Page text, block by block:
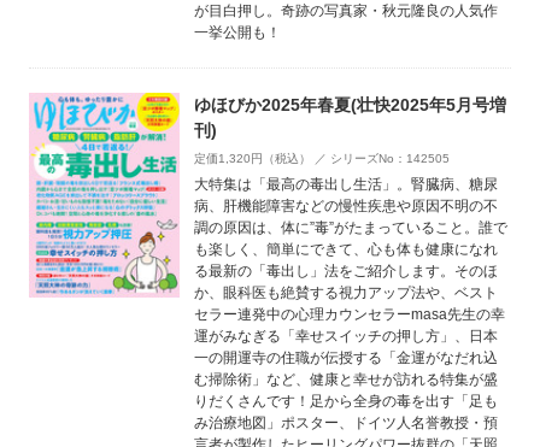
が目白押し。奇跡の写真家・秋元隆良の人気作
一挙公開も！
ゆほびか2025年春夏(壮快2025年5月号増
刊)
定価1,320円（税込） ／ シリーズNo：142505
大特集は「最高の毒出し生活」。腎臓病、糖尿
病、肝機能障害などの慢性疾患や原因不明の不
調の原因は、体に”毒”がたまっていること。誰で
も楽しく、簡単にできて、心も体も健康になれ
る最新の「毒出し」法をご紹介します。そのほ
か、眼科医も絶賛する視力アップ法や、ベスト
セラー連発中の心理カウンセラーmasa先生の幸
運がみなぎる「幸せスイッチの押し方」、日本
一の開運寺の住職が伝授する「金運がなだれ込
む掃除術」など、健康と幸せが訪れる特集が盛
りだくさんです！足から全身の毒を出す「足も
み治療地図」ポスター、ドイツ人名誉教授・預